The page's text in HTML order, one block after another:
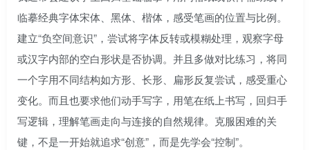
临摹经典字体宋体、黑体、楷体，感受笔画的位置与比例。
建立“负空间意识”，尝试将字体反转或模糊处理，观察字母
或汉字内部的空白形状是否协调。并且多做对比练习，将同
一个字用不同结构如方形、长形、扁形反复尝试，感受重心
变化。而且也要求他们动手写字，用笔在纸上书写，回归手
写逻辑，理解笔画走向与连接的自然规律。克服困难的关
键，不是一开始就追求“创意”，而是先学会“控制”。